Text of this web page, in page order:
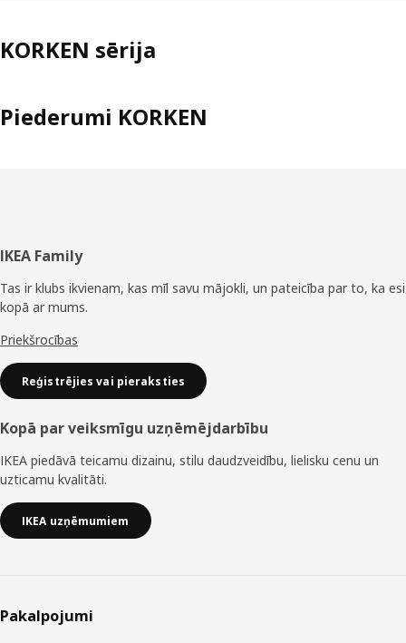
KORKEN sērija
Piederumi KORKEN
Kājene
IKEA Family
Tas ir klubs ikvienam, kas mīl savu mājokli, un pateicība par to, ka esi
kopā ar mums.
Priekšrocības
Reģistrējies vai pieraksties
Kopā par veiksmīgu uzņēmējdarbību
IKEA piedāvā teicamu dizainu, stilu daudzveidību, lielisku cenu un
uzticamu kvalitāti.
IKEA uzņēmumiem
Pakalpojumi